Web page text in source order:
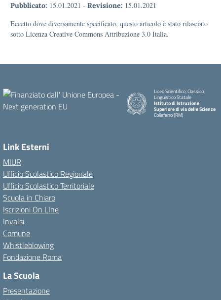
Pubblicato: 15.01.2021 - Revisione: 15.01.2021
Eccetto dove diversamente specificato, questo articolo è stato rilasciato
sotto Licenza Creative Commons Attribuzione 3.0 Italia.
Liceo Scientifico, Classico,
Linguistico Statale
Istituto di Istruzione
Superiore di via delle Scienze
Colleferro (RM)
Link Esterni
MIUR
Ufficio Scolastico Regionale
Ufficio Scolastico Territoriale
Scuola in Chiaro
Iscrizioni On LIne
Invalsi
Comune
Whistleblowing
Fondazione Roma
La Scuola
Presentazione